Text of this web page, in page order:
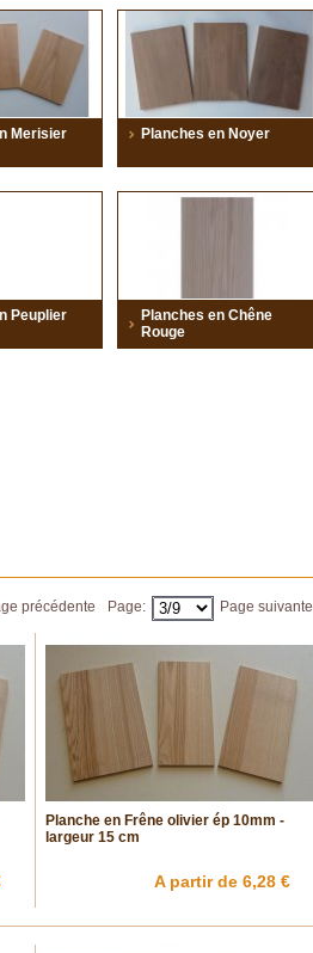
Merisier Planches en Noyer
Peuplier
Planches en Chêne
Rouge
précédente Page: Page suivante
Planche en Frêne olivier ép 10mm -
largeur 15 cm
A partir de 6,28 €